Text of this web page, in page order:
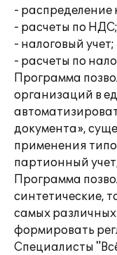
- распределение
- расчеты по НДС;
- налоговый учет;
- расчеты по
Программа
организаций в
документа»,
применения
партионный
Программа
синтетические,
самых
формировать
Специалисты